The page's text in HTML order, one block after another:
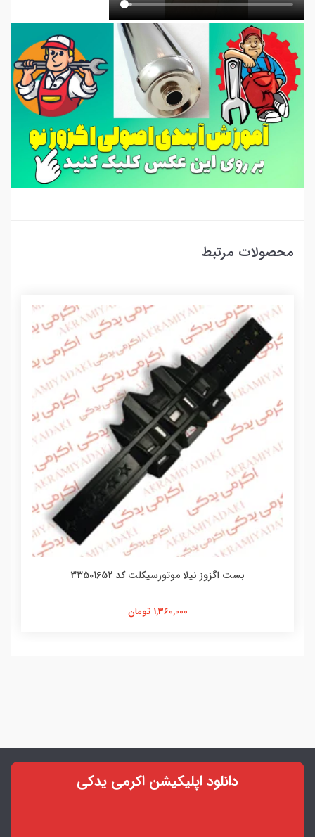
محصولات مرتبط
بست اگزوز نیلا موتورسیکلت کد 33501652
1,360,000 تومان
دانلود اپلیکیشن اکرمی یدکی